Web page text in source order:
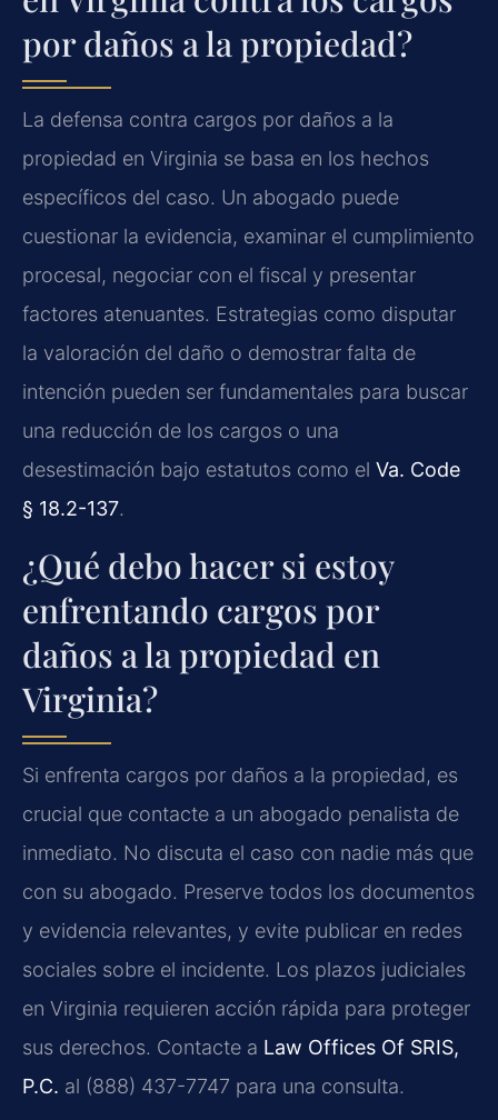
por daños a la propiedad?
La defensa contra cargos por daños a la
propiedad en Virginia se basa en los hechos
específicos del caso. Un abogado puede
cuestionar la evidencia, examinar el cumplimiento
procesal, negociar con el fiscal y presentar
factores atenuantes. Estrategias como disputar
la valoración del daño o demostrar falta de
intención pueden ser fundamentales para buscar
una reducción de los cargos o una
desestimación bajo estatutos como el Va. Code
§ 18.2-137.
¿Qué debo hacer si estoy
enfrentando cargos por
daños a la propiedad en
Virginia?
Si enfrenta cargos por daños a la propiedad, es
crucial que contacte a un abogado penalista de
inmediato. No discuta el caso con nadie más que
con su abogado. Preserve todos los documentos
y evidencia relevantes, y evite publicar en redes
sociales sobre el incidente. Los plazos judiciales
en Virginia requieren acción rápida para proteger
sus derechos. Contacte a Law Offices Of SRIS,
P.C. al (888) 437-7747 para una consulta.